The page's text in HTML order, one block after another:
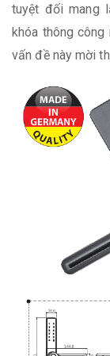
tuyệt đối mang
khóa thông công
vấn đề này mời